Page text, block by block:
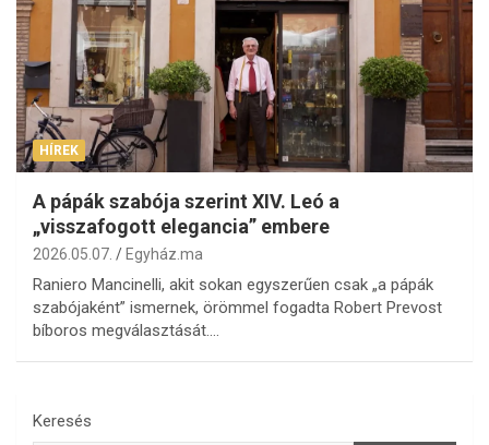
HÍREK
A pápák szabója szerint XIV. Leó a
„visszafogott elegancia” embere
2026.05.07. Egyház.ma
Raniero Mancinelli, akit sokan egyszerűen csak „a pápák
szabójaként” ismernek, örömmel fogadta Robert Prevost
bíboros megválasztását.…
Keresés